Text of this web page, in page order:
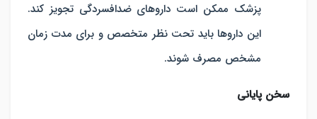
پزشک ممکن است داروهای ضدافسردگی تجویز کند.
این داروها باید تحت نظر متخصص و برای مدت زمان
مشخص مصرف شوند.
سخن پایانی